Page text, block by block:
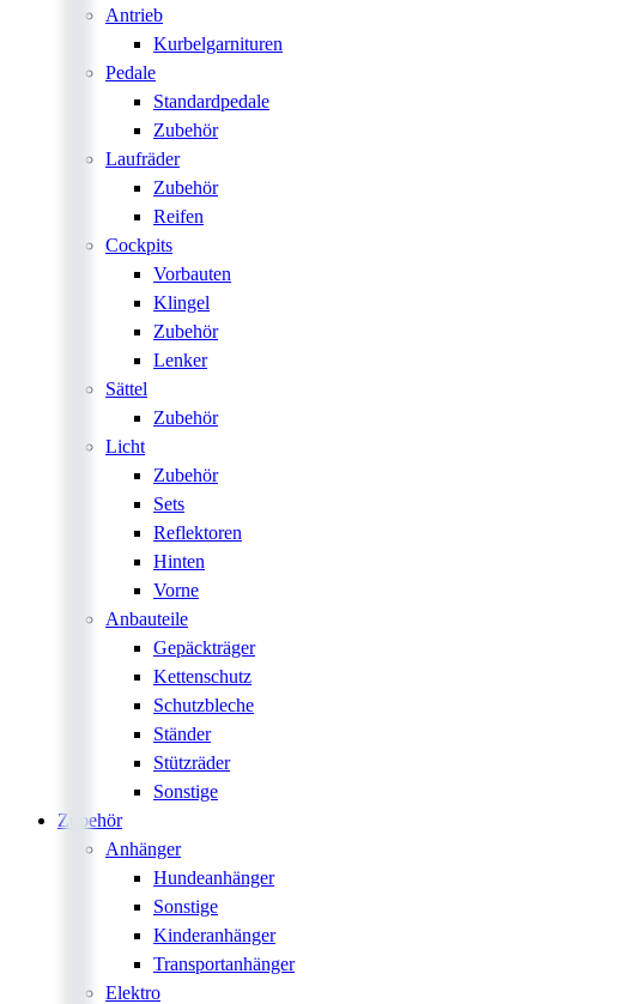
Antrieb
Kurbelgarnituren
Pedale
Standardpedale
Zubehör
Laufräder
Zubehör
Reifen
Cockpits
Vorbauten
Klingel
Zubehör
Lenker
Sättel
Zubehör
Licht
Zubehör
Sets
Reflektoren
Hinten
Vorne
Anbauteile
Gepäckträger
Kettenschutz
Schutzbleche
Ständer
Stützräder
Sonstige
Zubehör
Anhänger
Hundeanhänger
Sonstige
Kinderanhänger
Transportanhänger
Elektro